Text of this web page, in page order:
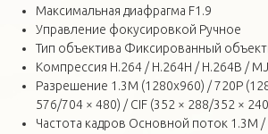
Максимальная диафрагма F1.9
Управление фокусировкой Ручное
Тип объектива Фиксированный
Компрессия H.264 / H.264H / H.264B /
Разрешение 1.3M (1280x960) / 720P
576/704 × 480) / CIF (352 × 288/352 ×
Частота кадров Основной поток 1.3M /